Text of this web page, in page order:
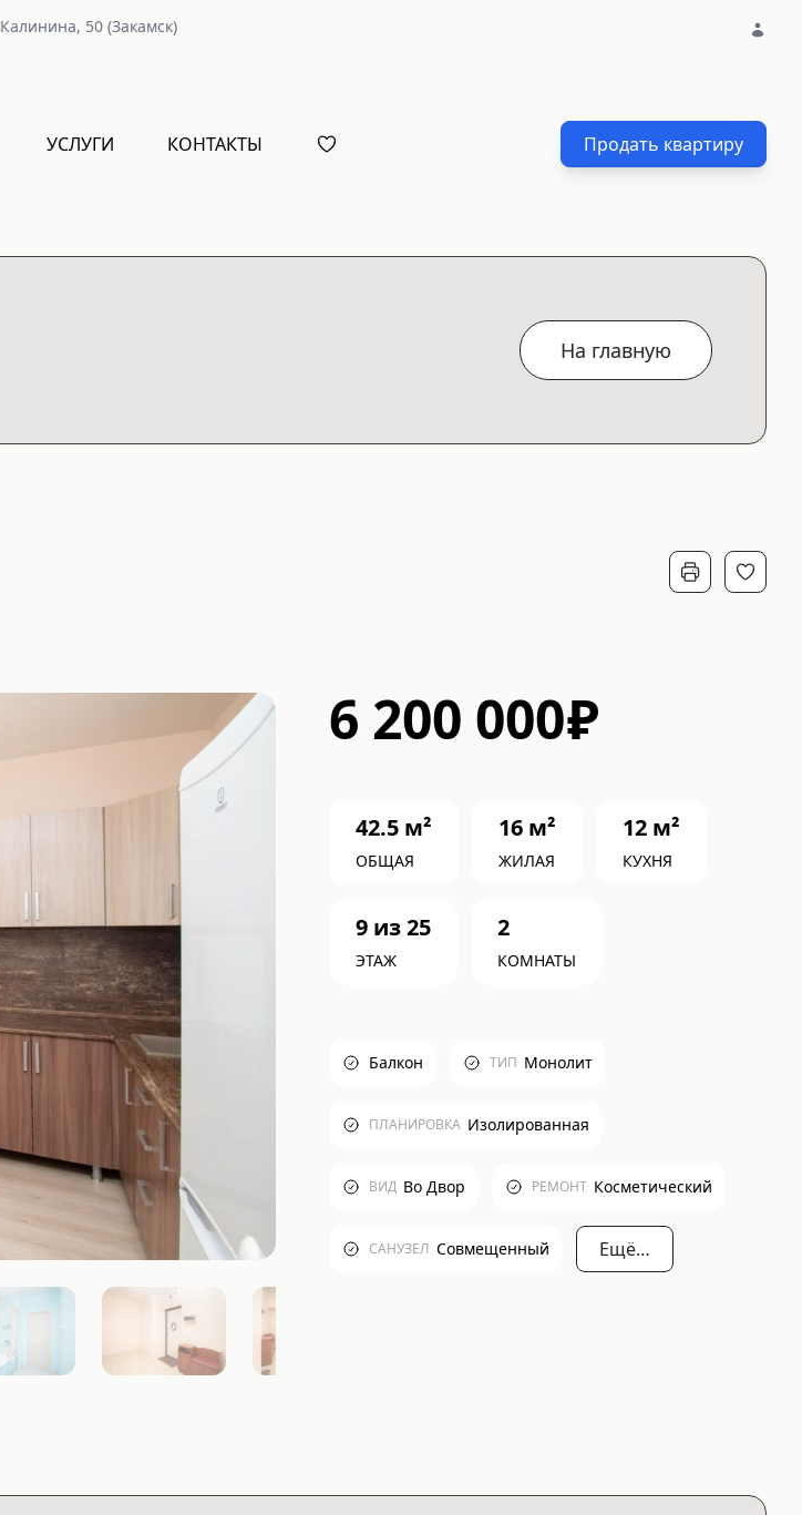
Калинина, 50 (Закамск)
УСЛУГИ КОНТАКТЫ Продать квартиру
На главную
6 200 000₽
42.5 м²
ОБЩАЯ
16 м²
ЖИЛАЯ
12 м²
КУХНЯ
9 из25
ЭТАЖ
2
КОМНАТЫ
Балкон ТИП Монолит
ПЛАНИРОВКА Изолированная
ВИД Во Двор РЕМОНТ Косметический
САНУЗЕЛ Совмещенный Ещё…